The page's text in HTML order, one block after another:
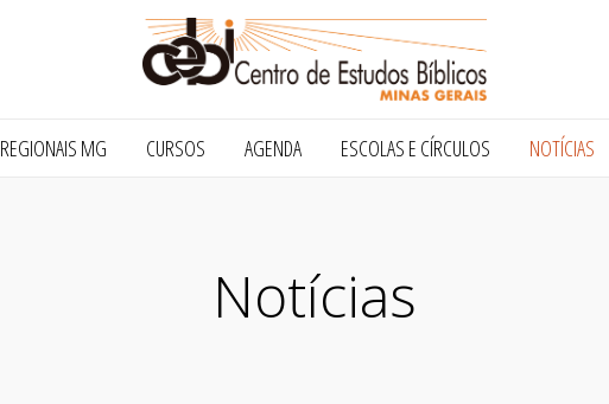
REGIONAIS MG CURSOS AGENDA ESCOLAS E CÍRCULOS NOTÍCIAS
Notícias